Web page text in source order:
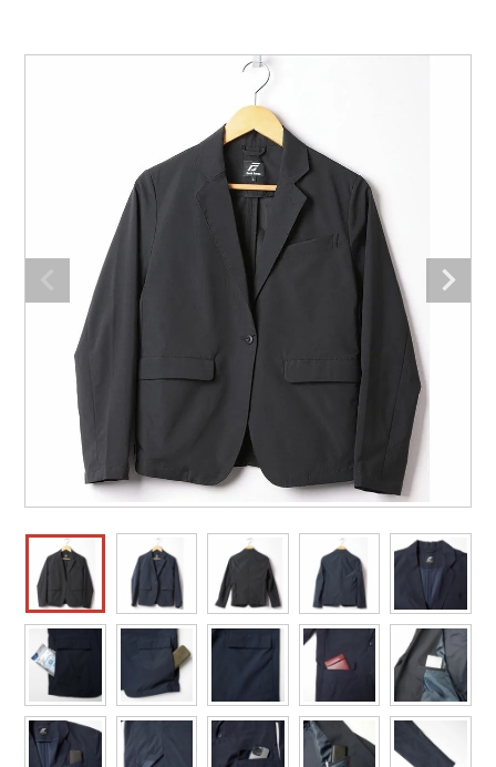
事務服・オフィスウェア
作業用手袋
アウトドア・スポーツ
ワークスーツ
コンプレッションウェア
作業用ポロシャツ
レインウェア・カッパ
作業用小物・アクセサリー
アシックス安全靴ランキング
作業着ランキング
アウトドアウェアランキング
つなぎランキング
空調服ランキング
コンプレッションウェアランキング
作業用手袋ランキング
レインウェアランキング
アイズフロンティア ランキング
アイズフロンティア TSDESIGN
アイトス株式会社
ジーベック
クロダルマ 桑和
おたふく手袋 マック
住商モンブラン
GDジャパン カーシーカシマ
シンメン 日進ゴム
ハイパーV 丸五
大工・鳶作業服
電気・設備作業服
配達・営業作業服
自動車整備士作業服
DIY・日曜大工作業服
飲食店ユニフォーム
清掃・ビルメンテ作業服
夜間・高視認性安全服
医療白衣・介護服